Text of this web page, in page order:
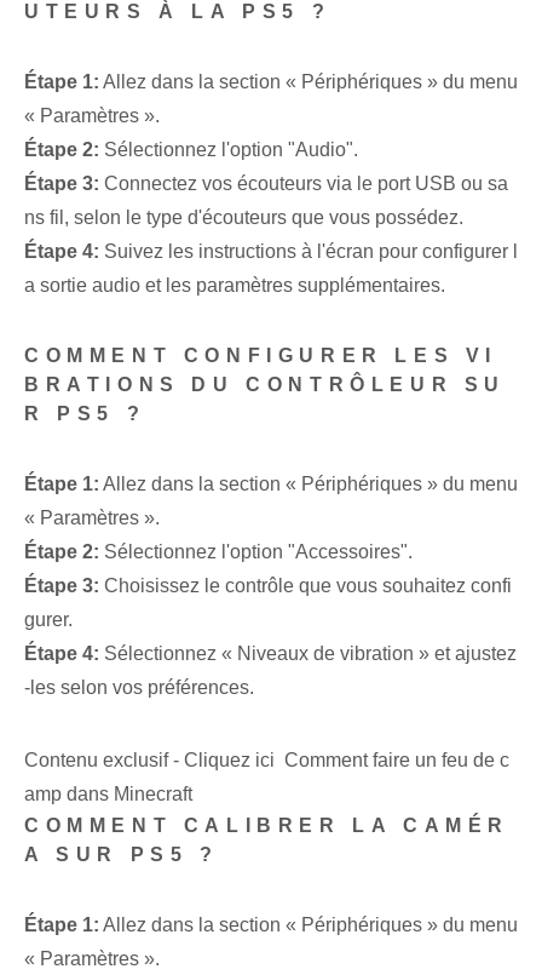
UTEURS À LA PS5 ?
Étape 1: Allez dans la section « Périphériques » du menu
« Paramètres ».
Étape 2: Sélectionnez l'option "Audio".
Étape 3: Connectez vos écouteurs via le port USB ou sa
ns fil, selon le type d'écouteurs que vous possédez.
Étape 4: Suivez les instructions à l'écran pour configurer l
a sortie audio et les paramètres supplémentaires.
COMMENT CONFIGURER LES VI
BRATIONS DU CONTRÔLEUR SU
R PS5 ?
Étape 1: Allez dans la section « Périphériques » du menu
« Paramètres ».
Étape 2: Sélectionnez l'option "Accessoires".
Étape 3: Choisissez le contrôle que vous souhaitez confi
gurer.
Étape 4: Sélectionnez « Niveaux de vibration » et ajustez
-les selon vos préférences.
Contenu exclusif - Cliquez ici Comment faire un feu de c
amp dans Minecraft
COMMENT CALIBRER LA CAMÉR
A SUR PS5 ?
Étape 1: Allez dans la section « Périphériques » du menu
« Paramètres ».